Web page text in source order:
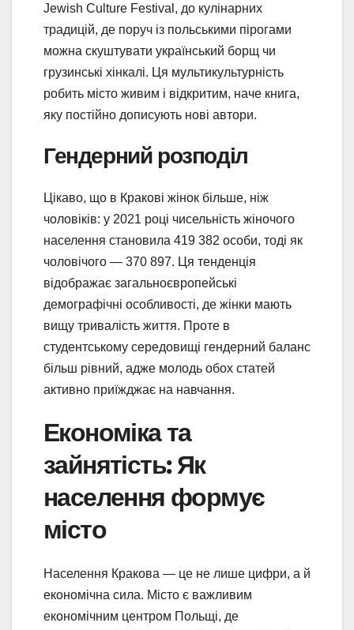
Jewish Culture Festival, до кулінарних
традицій, де поруч із польськими пірогами
можна скуштувати український борщ чи
грузинські хінкалі. Ця мультикультурність
робить місто живим і відкритим, наче книга,
яку постійно дописують нові автори.
Гендерний розподіл
Цікаво, що в Кракові жінок більше, ніж
чоловіків: у 2021 році чисельність жіночого
населення становила 419 382 особи, тоді як
чоловічого — 370 897. Ця тенденція
відображає загальноєвропейські
демографічні особливості, де жінки мають
вищу тривалість життя. Проте в
студентському середовищі гендерний баланс
більш рівний, адже молодь обох статей
активно приїжджає на навчання.
Економіка та
зайнятість: Як
населення формує
місто
Населення Кракова — це не лише цифри, а й
економічна сила. Місто є важливим
економічним центром Польщі, де